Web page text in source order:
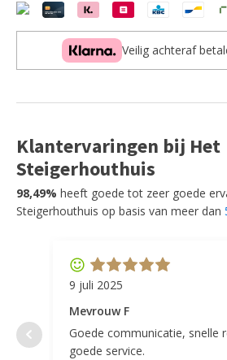
aantal
Veilig achteraf
Klantervaringen bij Het
Steigerhouthuis
98,49% heeft goede tot zeer goede
Steigerhouthuis op basis van meer dan
9 juli 2025
Mevrouw F
Goede communicatie, snelle
goede service.